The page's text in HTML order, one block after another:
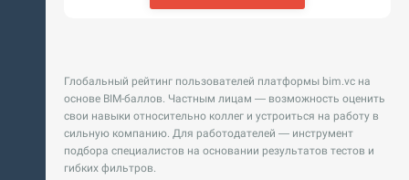
Глобальный рейтинг пользователей платформы bim.vc на
основе BIM-баллов. Частным лицам — возможность оценить
свои навыки относительно коллег и устроиться на работу в
сильную компанию. Для работодателей — инструмент
подбора специалистов на основании результатов тестов и
гибких фильтров.